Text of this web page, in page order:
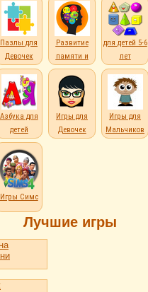
Пазлы для
Девочек
Развитие
памяти и
внимания
для детей 5-6
лет
Азбука для
детей
Игры для
Девочек
Игры для
Мальчиков
Игры Симс
Лучшие игры